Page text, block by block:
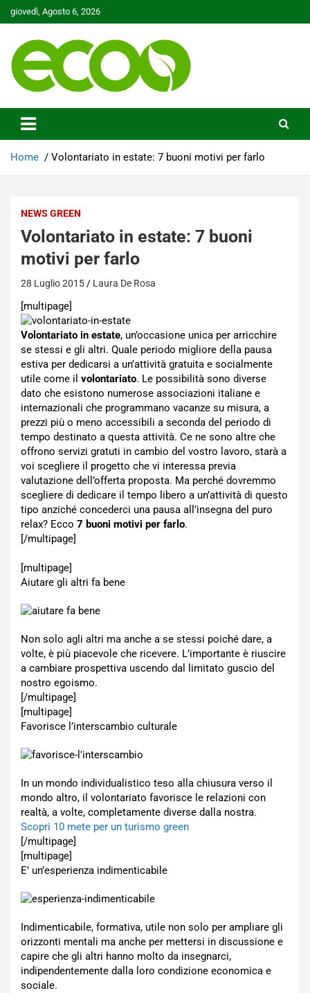
Skip
to
giovedì, Agosto 6, 2026
Ecoo.it
Home Volontariato in estate: 7 buoni motivi per farlo
NEWS GREEN
Volontariato in estate: 7 buoni
motivi per farlo
28 Luglio 2015 Laura De Rosa
[multipage]
Volontariato in estate, un’occasione unica per arricchire
se stessi e gli altri. Quale periodo migliore della pausa
estiva per dedicarsi a un’attività gratuita e socialmente
utile come il volontariato. Le possibilità sono diverse
dato che esistono numerose associazioni italiane e
internazionali che programmano vacanze su misura, a
prezzi più o meno accessibili a seconda del periodo di
tempo destinato a questa attività. Ce ne sono altre che
offrono servizi gratuti in cambio del vostro lavoro, starà a
voi scegliere il progetto che vi interessa previa
valutazione dell’offerta proposta. Ma perché dovremmo
scegliere di dedicare il tempo libero a un’attività di questo
tipo anziché concederci una pausa all’insegna del puro
relax? Ecco 7 buoni motivi per farlo.
[/multipage]
[multipage]
Aiutare gli altri fa bene
Non solo agli altri ma anche a se stessi poiché dare, a
volte, è più piacevole che ricevere. L’importante è riuscire
a cambiare prospettiva uscendo dal limitato guscio del
nostro egoismo.
[/multipage]
[multipage]
Favorisce l’interscambio culturale
In un mondo individualistico teso alla chiusura verso il
mondo altro, il volontariato favorisce le relazioni con
realtà, a volte, completamente diverse dalla nostra.
Scopri 10 mete per un turismo green
[/multipage]
[multipage]
E’ un’esperienza indimenticabile
Indimenticabile, formativa, utile non solo per ampliare gli
orizzonti mentali ma anche per mettersi in discussione e
capire che gli altri hanno molto da insegnarci,
indipendentemente dalla loro condizione economica e
sociale.